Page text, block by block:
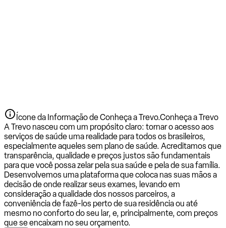
Ícone da Informação de Conheça a Trevo.Conheça a Trevo
A Trevo nasceu com um propósito claro: tornar o acesso aos
serviços de saúde uma realidade para todos os brasileiros,
especialmente aqueles sem plano de saúde. Acreditamos que
transparência, qualidade e preços justos são fundamentais
para que você possa zelar pela sua saúde e pela de sua família.
Desenvolvemos uma plataforma que coloca nas suas mãos a
decisão de onde realizar seus exames, levando em
consideração a qualidade dos nossos parceiros, a
conveniência de fazê-los perto de sua residência ou até
mesmo no conforto do seu lar, e, principalmente, com preços
que se encaixam no seu orçamento.